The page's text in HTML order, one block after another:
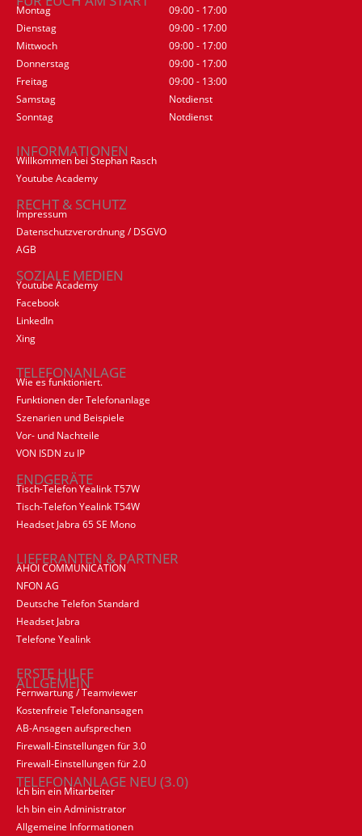
Montag
09:00 - 17:00
Dienstag
09:00 - 17:00
Mittwoch
09:00 - 17:00
Donnerstag
09:00 - 17:00
Freitag
09:00 - 13:00
Samstag
Notdienst
Sonntag
Notdienst
INFORMATIONEN
Willkommen bei Stephan Rasch
Youtube Academy
RECHT & SCHUTZ
Impressum
Datenschutzverordnung / DSGVO
AGB
SOZIALE MEDIEN
Youtube Academy
Facebook
LinkedIn
Xing
TELEFONANLAGE
Wie es funktioniert.
Funktionen der Telefonanlage
Szenarien und Beispiele
Vor- und Nachteile
VON ISDN zu IP
ENDGERÄTE
Tisch-Telefon Yealink T57W
Tisch-Telefon Yealink T54W
Headset Jabra 65 SE Mono
LIEFERANTEN & PARTNER
AHOI COMMUNICATION
NFON AG
Deutsche Telefon Standard
Headset Jabra
Telefone Yealink
ERSTE HILFE
ALLGEMEIN
Fernwartung / Teamviewer
Kostenfreie Telefonansagen
AB-Ansagen aufsprechen
Firewall-Einstellungen für 3.0
Firewall-Einstellungen für 2.0
TELEFONANLAGE NEU (3.0)
Ich bin ein Mitarbeiter
Ich bin ein Administrator
Allgemeine Informationen